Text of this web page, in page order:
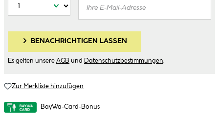
BENACHRICHTIGEN LASSEN
Es gelten unsere AGB und Datenschutzbestimmungen
Zur Merkliste hinzufügen
BayWa-Card-Bonus